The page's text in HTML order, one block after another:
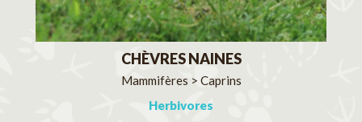
CHÈVRES NAINES
Mammifères > Caprins
Herbivores